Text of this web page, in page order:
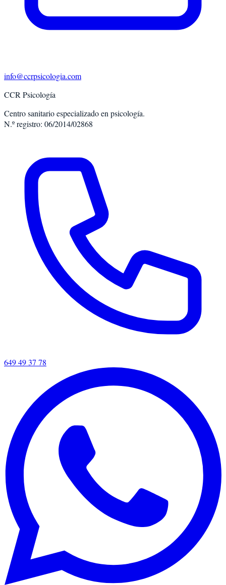
info@ccrpsicologia.com
CCR Psicología
Centro sanitario especializado en psicología.
N.º registro: 06/2014/02868
649 49 37 78